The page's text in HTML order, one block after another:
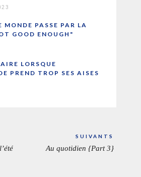
PASSE PAR LA
GOOD ENOUGH"
LORSQUE
PREND TROP SES AISES
SUIVANTS
Au quotidien {Part 3}